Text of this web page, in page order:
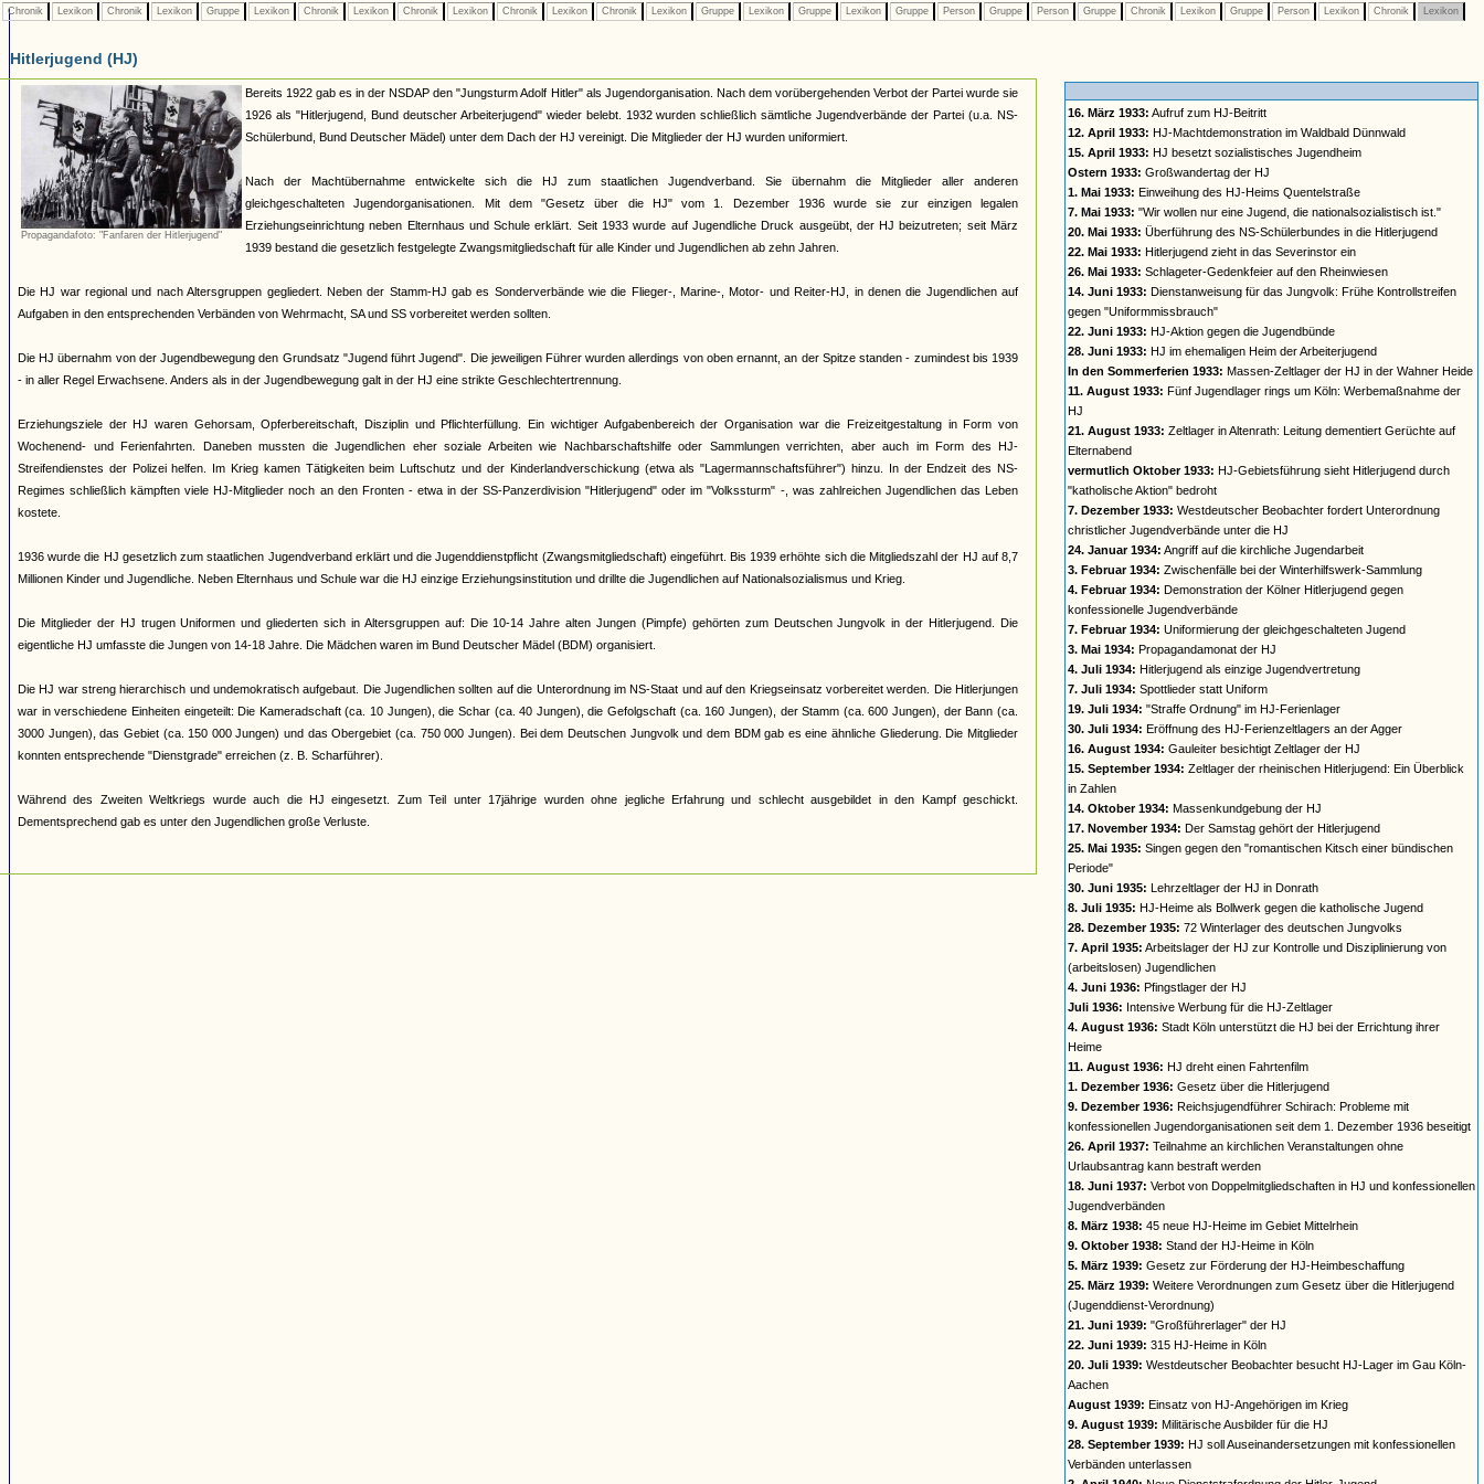
Chronik Lexikon Chronik Lexikon Gruppe Lexikon Chronik Lexikon Chronik Lexikon Chronik Lexikon Chronik Lexikon Gruppe Lexikon Gruppe Lexikon Gruppe Person Gruppe Person Gruppe Chronik Lexikon Gruppe Person Lexikon Chronik Lexikon
Hitlerjugend (HJ)
Propagandafoto: "Fanfaren der Hitlerjugend"
Bereits 1922 gab es in der NSDAP den "Jungsturm Adolf Hitler" als Jugendorganisation. Nach dem vorübergehenden Verbot der Partei wurde sie
1926 als "Hitlerjugend, Bund deutscher Arbeiterjugend" wieder belebt. 1932 wurden schließlich sämtliche Jugendverbände der Partei (u.a. NS-
Schülerbund, Bund Deutscher Mädel) unter dem Dach der HJ vereinigt. Die Mitglieder der HJ wurden uniformiert.
Nach der Machtübernahme entwickelte sich die HJ zum staatlichen Jugendverband. Sie übernahm die Mitglieder aller anderen
gleichgeschalteten Jugendorganisationen. Mit dem "Gesetz über die HJ" vom 1. Dezember 1936 wurde sie zur einzigen legalen
Erziehungseinrichtung neben Elternhaus und Schule erklärt. Seit 1933 wurde auf Jugendliche Druck ausgeübt, der HJ beizutreten; seit März
1939 bestand die gesetzlich festgelegte Zwangsmitgliedschaft für alle Kinder und Jugendlichen ab zehn Jahren.
Die HJ war regional und nach Altersgruppen gegliedert. Neben der Stamm-HJ gab es Sonderverbände wie die Flieger-, Marine-, Motor- und Reiter-HJ, in denen die Jugendlichen auf
Aufgaben in den entsprechenden Verbänden von Wehrmacht, SA und SS vorbereitet werden sollten.
Die HJ übernahm von der Jugendbewegung den Grundsatz "Jugend führt Jugend". Die jeweiligen Führer wurden allerdings von oben ernannt, an der Spitze standen - zumindest bis 1939
- in aller Regel Erwachsene. Anders als in der Jugendbewegung galt in der HJ eine strikte Geschlechtertrennung.
Erziehungsziele der HJ waren Gehorsam, Opferbereitschaft, Disziplin und Pflichterfüllung. Ein wichtiger Aufgabenbereich der Organisation war die Freizeitgestaltung in Form von
Wochenend- und Ferienfahrten. Daneben mussten die Jugendlichen eher soziale Arbeiten wie Nachbarschaftshilfe oder Sammlungen verrichten, aber auch im Form des HJ-
Streifendienstes der Polizei helfen. Im Krieg kamen Tätigkeiten beim Luftschutz und der Kinderlandverschickung (etwa als "Lagermannschaftsführer") hinzu. In der Endzeit des NS-
Regimes schließlich kämpften viele HJ-Mitglieder noch an den Fronten - etwa in der SS-Panzerdivision "Hitlerjugend" oder im "Volkssturm" -, was zahlreichen Jugendlichen das Leben
kostete.
1936 wurde die HJ gesetzlich zum staatlichen Jugendverband erklärt und die Jugenddienstpflicht (Zwangsmitgliedschaft) eingeführt. Bis 1939 erhöhte sich die Mitgliedszahl der HJ auf 8,7
Millionen Kinder und Jugendliche. Neben Elternhaus und Schule war die HJ einzige Erziehungsinstitution und drillte die Jugendlichen auf Nationalsozialismus und Krieg.
Die Mitglieder der HJ trugen Uniformen und gliederten sich in Altersgruppen auf: Die 10-14 Jahre alten Jungen (Pimpfe) gehörten zum Deutschen Jungvolk in der Hitlerjugend. Die
eigentliche HJ umfasste die Jungen von 14-18 Jahre. Die Mädchen waren im Bund Deutscher Mädel (BDM) organisiert.
Die HJ war streng hierarchisch und undemokratisch aufgebaut. Die Jugendlichen sollten auf die Unterordnung im NS-Staat und auf den Kriegseinsatz vorbereitet werden. Die Hitlerjungen
war in verschiedene Einheiten eingeteilt: Die Kameradschaft (ca. 10 Jungen), die Schar (ca. 40 Jungen), die Gefolgschaft (ca. 160 Jungen), der Stamm (ca. 600 Jungen), der Bann (ca.
3000 Jungen), das Gebiet (ca. 150 000 Jungen) und das Obergebiet (ca. 750 000 Jungen). Bei dem Deutschen Jungvolk und dem BDM gab es eine ähnliche Gliederung. Die Mitglieder
konnten entsprechende "Dienstgrade" erreichen (z. B. Scharführer).
Während des Zweiten Weltkriegs wurde auch die HJ eingesetzt. Zum Teil unter 17jährige wurden ohne jegliche Erfahrung und schlecht ausgebildet in den Kampf geschickt.
Dementsprechend gab es unter den Jugendlichen große Verluste.
16. März 1933: Aufruf zum HJ-Beitritt
12. April 1933: HJ-Machtdemonstration im Waldbald Dünnwald
15. April 1933: HJ besetzt sozialistisches Jugendheim
Ostern 1933: Großwandertag der HJ
1. Mai 1933: Einweihung des HJ-Heims Quentelstraße
7. Mai 1933: "Wir wollen nur eine Jugend, die nationalsozialistisch ist."
20. Mai 1933: Überführung des NS-Schülerbundes in die Hitlerjugend
22. Mai 1933: Hitlerjugend zieht in das Severinstor ein
26. Mai 1933: Schlageter-Gedenkfeier auf den Rheinwiesen
14. Juni 1933: Dienstanweisung für das Jungvolk: Frühe Kontrollstreifen
gegen "Uniformmissbrauch"
22. Juni 1933: HJ-Aktion gegen die Jugendbünde
28. Juni 1933: HJ im ehemaligen Heim der Arbeiterjugend
In den Sommerferien 1933: Massen-Zeltlager der HJ in der Wahner Heide
11. August 1933: Fünf Jugendlager rings um Köln: Werbemaßnahme der
HJ
21. August 1933: Zeltlager in Altenrath: Leitung dementiert Gerüchte auf
Elternabend
vermutlich Oktober 1933: HJ-Gebietsführung sieht Hitlerjugend durch
"katholische Aktion" bedroht
7. Dezember 1933: Westdeutscher Beobachter fordert Unterordnung
christlicher Jugendverbände unter die HJ
24. Januar 1934: Angriff auf die kirchliche Jugendarbeit
3. Februar 1934: Zwischenfälle bei der Winterhilfswerk-Sammlung
4. Februar 1934: Demonstration der Kölner Hitlerjugend gegen
konfessionelle Jugendverbände
7. Februar 1934: Uniformierung der gleichgeschalteten Jugend
3. Mai 1934: Propagandamonat der HJ
4. Juli 1934: Hitlerjugend als einzige Jugendvertretung
7. Juli 1934: Spottlieder statt Uniform
19. Juli 1934: "Straffe Ordnung" im HJ-Ferienlager
30. Juli 1934: Eröffnung des HJ-Ferienzeltlagers an der Agger
16. August 1934: Gauleiter besichtigt Zeltlager der HJ
15. September 1934: Zeltlager der rheinischen Hitlerjugend: Ein Überblick
in Zahlen
14. Oktober 1934: Massenkundgebung der HJ
17. November 1934: Der Samstag gehört der Hitlerjugend
25. Mai 1935: Singen gegen den "romantischen Kitsch einer bündischen
Periode"
30. Juni 1935: Lehrzeltlager der HJ in Donrath
8. Juli 1935: HJ-Heime als Bollwerk gegen die katholische Jugend
28. Dezember 1935: 72 Winterlager des deutschen Jungvolks
7. April 1935: Arbeitslager der HJ zur Kontrolle und Disziplinierung von
(arbeitslosen) Jugendlichen
4. Juni 1936: Pfingstlager der HJ
Juli 1936: Intensive Werbung für die HJ-Zeltlager
4. August 1936: Stadt Köln unterstützt die HJ bei der Errichtung ihrer
Heime
11. August 1936: HJ dreht einen Fahrtenfilm
1. Dezember 1936: Gesetz über die Hitlerjugend
9. Dezember 1936: Reichsjugendführer Schirach: Probleme mit
konfessionellen Jugendorganisationen seit dem 1. Dezember 1936 beseitigt
26. April 1937: Teilnahme an kirchlichen Veranstaltungen ohne
Urlaubsantrag kann bestraft werden
18. Juni 1937: Verbot von Doppelmitgliedschaften in HJ und konfessionellen
Jugendverbänden
8. März 1938: 45 neue HJ-Heime im Gebiet Mittelrhein
9. Oktober 1938: Stand der HJ-Heime in Köln
5. März 1939: Gesetz zur Förderung der HJ-Heimbeschaffung
25. März 1939: Weitere Verordnungen zum Gesetz über die Hitlerjugend
(Jugenddienst-Verordnung)
21. Juni 1939: "Großführerlager" der HJ
22. Juni 1939: 315 HJ-Heime in Köln
20. Juli 1939: Westdeutscher Beobachter besucht HJ-Lager im Gau Köln-
Aachen
August 1939: Einsatz von HJ-Angehörigen im Krieg
9. August 1939: Militärische Ausbilder für die HJ
28. September 1939: HJ soll Auseinandersetzungen mit konfessionellen
Verbänden unterlassen